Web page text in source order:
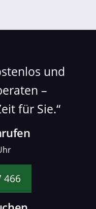
und
–
für Sie.
466